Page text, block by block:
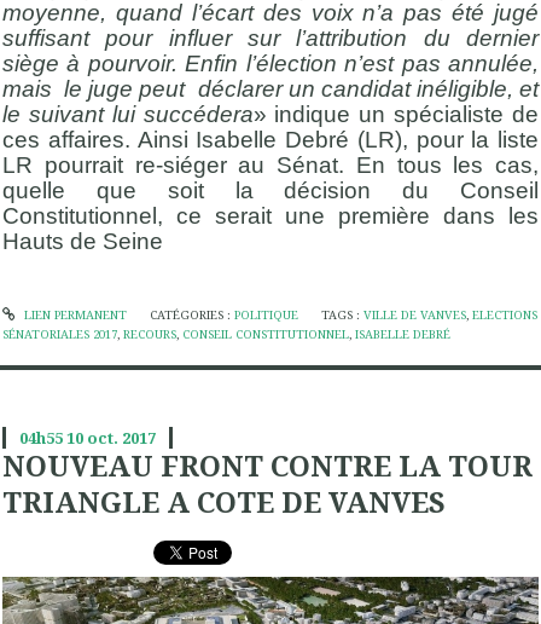
moyenne, quand l’écart des voix n’a pas été jugé
suffisant pour influer sur l’attribution du dernier
siège à pourvoir. Enfin l’élection n’est pas annulée,
mais le juge peut déclarer un candidat inéligible, et
le suivant lui succédera» indique un spécialiste de
ces affaires. Ainsi Isabelle Debré (LR), pour la liste
LR pourrait re-siéger au Sénat. En tous les cas,
quelle que soit la décision du Conseil
Constitutionnel, ce serait une première dans les
Hauts de Seine
LIEN PERMANENT CATÉGORIES : POLITIQUE TAGS :VILLE DE VANVES,ELECTIONS
SÉNATORIALES 2017, RECOURS, CONSEIL CONSTITUTIONNEL, ISABELLE DEBRÉ
04h5510 oct. 2017
NOUVEAU FRONT CONTRE LA TOUR
TRIANGLE A COTE DE VANVES